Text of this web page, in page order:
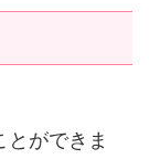
とができま